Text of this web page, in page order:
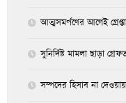
আত্মসমর্পণের আগেই
সুনির্দিষ্ট মামলা ছাড়া
সম্পদের হিসাব না